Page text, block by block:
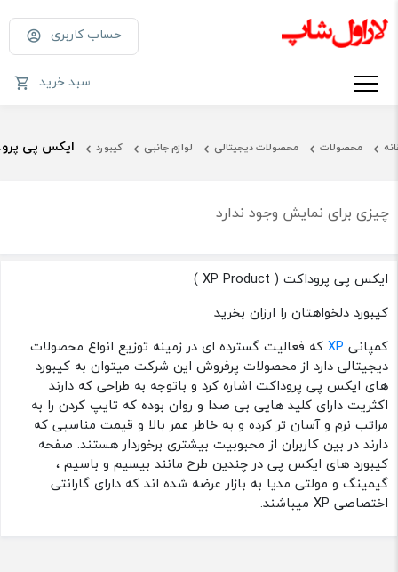
حساب کاربری
سبد خرید
محصولات محصولات دیجیتالی لوازم جانبی کیبورد ایکس پی پروداکت
چیزی برای نمایش وجود ندارد
ایکس پی پروداکت ( XP Product )
کیبورد دلخواهتان را ارزان بخرید
کمپانی XP که فعالیت گسترده ای در زمینه توزیع انواع محصولات
دیجیتالی دارد از محصولات پرفروش این شرکت میتوان به کیبورد
های ایکس پی پروداکت اشاره کرد و باتوجه به طراحی که دارند
اکثریت دارای کلید هایی بی صدا و روان بوده که تایپ کردن را به
مراتب نرم و آسان تر کرده و به خاطر عمر بالا و قیمت مناسبی که
دارند در بین کاربران از محبوبیت بیشتری برخوردار هستند. صفحه
کیبورد های ایکس پی در چندین طرح مانند بیسیم و باسیم ،
گیمینگ و مولتی مدیا به بازار عرضه شده اند که دارای گارانتی
اختصاصی XP میباشند.